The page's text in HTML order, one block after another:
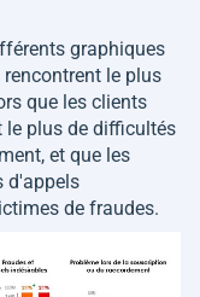
graphiques
le plus
que les clients
le plus de difficultés
et que les
d'appels
de fraudes.